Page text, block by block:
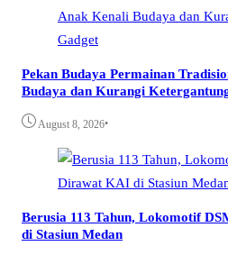
Pekan Budaya Permainan
Budaya dan Kurangi
August 8, 2026•
Berusia 113 Tahun, Lokomotif
di Stasiun Medan